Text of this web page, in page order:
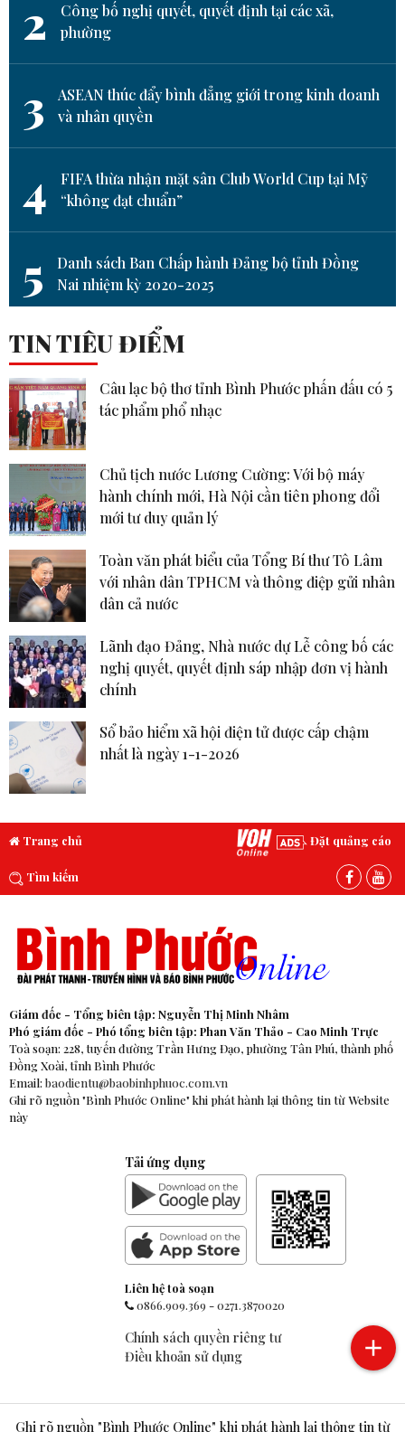
2
Công bố nghị quyết, quyết định tại các xã,
phường
3
ASEAN thúc đẩy bình đẳng giới trong kinh doanh
và nhân quyền
4
FIFA thừa nhận mặt sân Club World Cup tại Mỹ
“không đạt chuẩn”
5
Danh sách Ban Chấp hành Đảng bộ tỉnh Đồng
Nai nhiệm kỳ 2020-2025
TIN TIÊU ĐIỂM
Câu lạc bộ thơ tỉnh Bình Phước phấn đấu có 5
tác phẩm phổ nhạc
Chủ tịch nước Lương Cường: Với bộ máy
hành chính mới, Hà Nội cần tiên phong đổi
mới tư duy quản lý
Toàn văn phát biểu của Tổng Bí thư Tô Lâm
với nhân dân TPHCM và thông điệp gửi nhân
dân cả nước
Lãnh đạo Đảng, Nhà nước dự Lễ công bố các
nghị quyết, quyết định sáp nhập đơn vị hành
chính
Sổ bảo hiểm xã hội điện tử được cấp chậm
nhất là ngày 1-1-2026
Trang chủ Đặt quảng cáo
Tìm kiếm
Giám đốc - Tổng biên tập: Nguyễn Thị Minh Nhâm
Phó giám đốc - Phó tổng biên tập: Phan Văn Thảo - Cao Minh Trực
Toà soạn: 228, tuyến đường Trần Hưng Đạo, phường Tân Phú, thành phố
Đồng Xoài, tỉnh Bình Phước
Email: baodientu@baobinhphuoc.com.vn
Ghi rõ nguồn "Bình Phước Online" khi phát hành lại thông tin từ Website
này
Tải ứng dụng
Liên hệ toà soạn
0866.909.369-0271.3870020
Chính sách quyền riêng tư
Điều khoản sử dụng
Ghi rõ nguồn "Bình Phước Online" khi phát hành lại thông tin từ